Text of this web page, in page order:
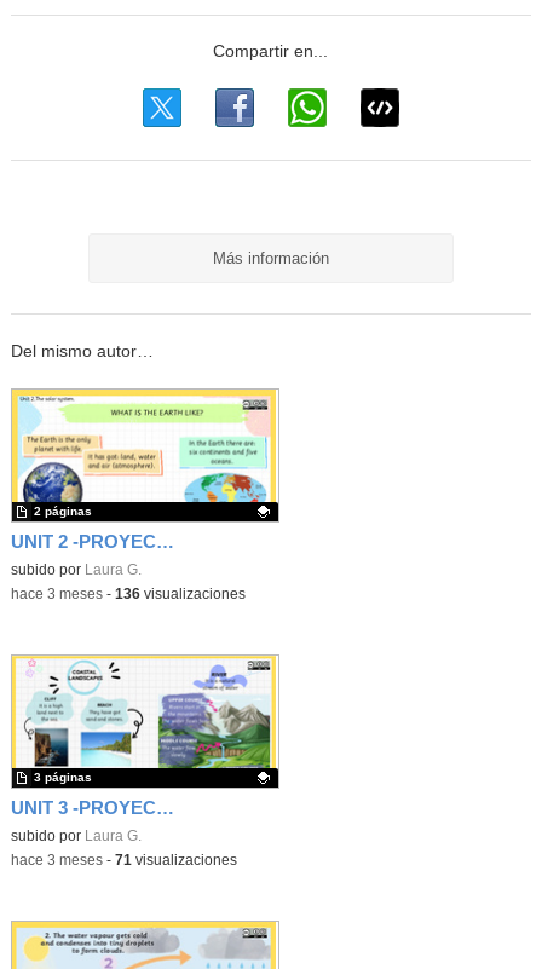
Más información
Del mismo autor…
UNIT 2 -PROYECTO PROPIO DE CIENCIAS 1ER CICLO- CEIP FGL
Contenido educativo.
subido por Laura G.
2 páginas
-hace 3 meses- 136visualizaciones
UNIT 3 -PROYECTO PROPIO DE CIENCIAS 1ER CICLO- CEIP FGL
Contenido educativo.
subido por Laura G.
3 páginas
-hace 3 meses- 71 visualizaciones